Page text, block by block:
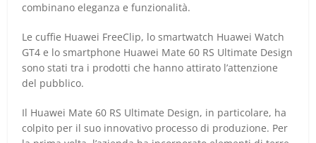
combinano eleganza e funzionalità.
Le cuffie Huawei FreeClip, lo smartwatch Huawei Watch
GT4 e lo smartphone Huawei Mate 60 RS Ultimate Design
sono stati tra i prodotti che hanno attirato l’attenzione
del pubblico.
Il Huawei Mate 60 RS Ultimate Design, in particolare, ha
colpito per il suo innovativo processo di produzione. Per